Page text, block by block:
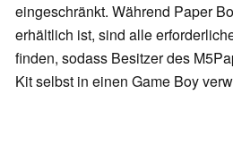
eingeschränkt. Während Paper
erhältlich ist, sind alle
finden, sodass Besitzer des
Kit selbst in einen Game Boy